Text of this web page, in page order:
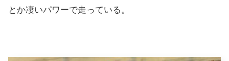
とか凄いパワーで走っている。